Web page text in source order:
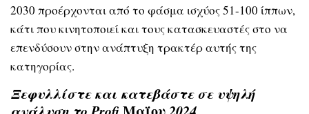
2030 προέρχονται από το φάσμα ισχύος 51-100 ίππων,
κάτι που κινητοποιεί και τους κατασκευαστές στο να
επενδύσουν στην ανάπτυξη τρακτέρ αυτής της
κατηγορίας.
Ξεφυλλίστε και κατεβάστε σε υψηλή